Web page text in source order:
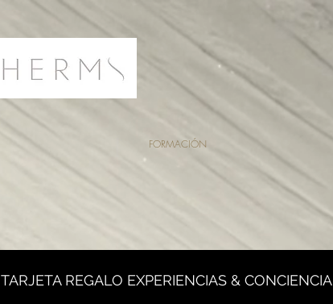
FORMACIÓN
TARJETA REGALO EXPERIENCIAS & CONCIENCIA